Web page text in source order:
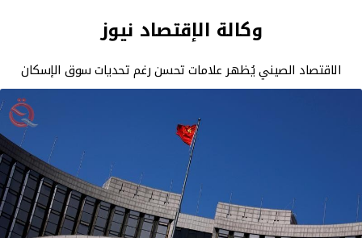
وكالة الإقتصاد نيوز
الاقتصاد الصيني يُظهر علامات تحسن رغم تحديات سوق الإسكان